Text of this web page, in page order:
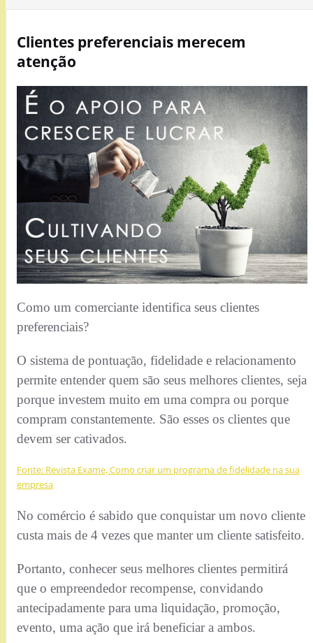
Clientes preferenciais merecem
atenção
Como um comerciante identifica seus clientes
preferenciais?
O sistema de pontuação, fidelidade e relacionamento
permite entender quem são seus melhores clientes, seja
porque investem muito em uma compra ou porque
compram constantemente. São esses os clientes que
devem ser cativados.
Fonte: Revista Exame, Como criar um programa de fidelidade na sua
empresa
No comércio é sabido que conquistar um novo cliente
custa mais de 4 vezes que manter um cliente satisfeito.
Portanto, conhecer seus melhores clientes permitirá
que o empreendedor recompense, convidando
antecipadamente para uma liquidação, promoção,
evento, uma ação que irá beneficiar a ambos.